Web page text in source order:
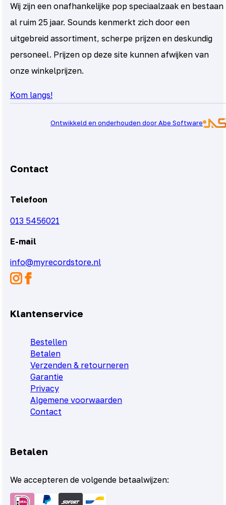
Wij zijn een onafhankelijke pop speciaalzaak en bestaan
al ruim 25 jaar. Sounds kenmerkt zich door een
uitgebreid assortiment, scherpe prijzen en deskundig
personeel. Prijzen op deze site kunnen afwijken van
onze winkelprijzen.
Kom langs!
Ontwikkeld en onderhouden door Abe Software
Contact
Telefoon
013 5456021
E-mail
info@myrecordstore.nl
Klantenservice
Bestellen
Betalen
Verzenden & retourneren
Garantie
Privacy
Algemene voorwaarden
Contact
Betalen
We accepteren de volgende betaalwijzen: